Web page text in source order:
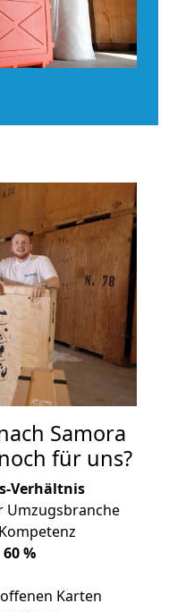
Samora
für uns?
Verhältnis
Umzugsbranche
%
Karten